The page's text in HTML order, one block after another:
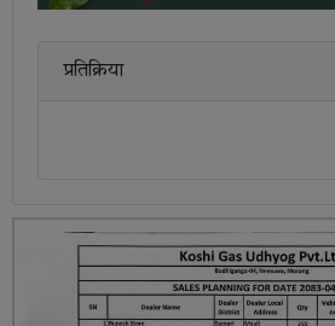
प्रतिक्रिया